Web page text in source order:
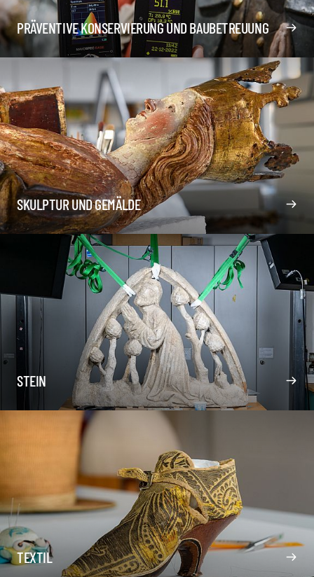
PRÄVENTIVE KONSERVIERUNG UND BAUBETREUUNG
SKULPTUR UND GEMÄLDE
STEIN
TEXTIL